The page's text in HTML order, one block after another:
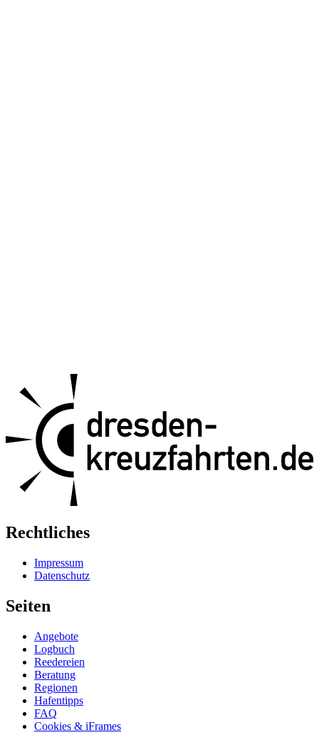
Rechtliches
Impressum
Datenschutz
Seiten
Angebote
Logbuch
Reedereien
Beratung
Regionen
Hafentipps
FAQ
Cookies & iFrames